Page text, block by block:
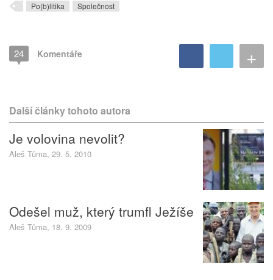
Po(b)litika Společnost
24 Komentáře +
Další články tohoto autora
Je volovina nevolit?
Aleš Tůma, 29. 5. 2010
Odešel muž, který trumfl Ježíše
Aleš Tůma, 18. 9. 2009